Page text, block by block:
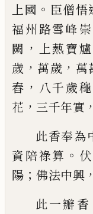
上國 。 臣僧悟
福州路雪峰
闕 ， 上爇寶爐
歲 ， 萬歲 ， 萬
舂 ， 八千歲龝
花 ， 三千年實 ，
此香奉為
資陪祿算 。
陽 ； 佛法中興 ，
此一瓣香